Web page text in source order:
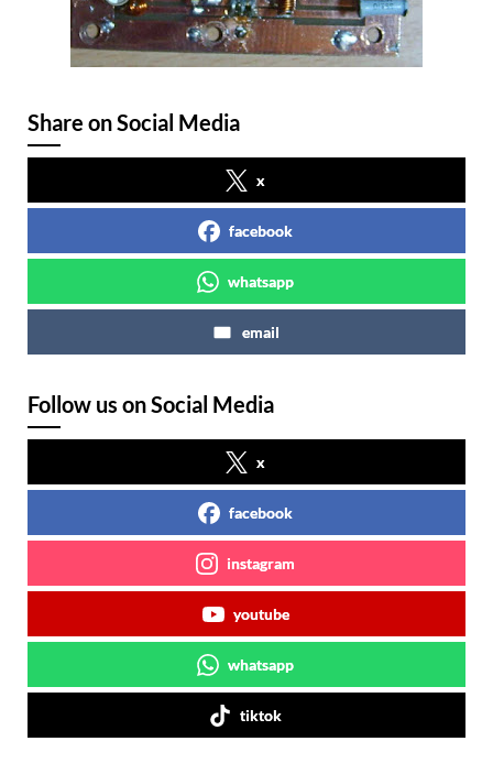
Share on Social Media
x
facebook
whatsapp
email
Follow us on Social Media
x
facebook
instagram
youtube
whatsapp
tiktok